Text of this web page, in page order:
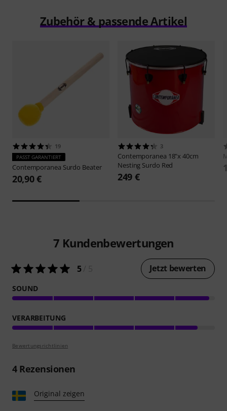
Zubehör & passende Artikel
19
PASST GARANTIERT
Contemporanea Surdo Beater
20,90 €
3
Contemporanea 18"x 40cm
Nesting Surdo Red
249 €
7 Kundenbewertungen
5/ 5 Jetzt bewerten
SOUND
VERARBEITUNG
Bewertungsrichtlinien
4Rezensionen
Original zeigen